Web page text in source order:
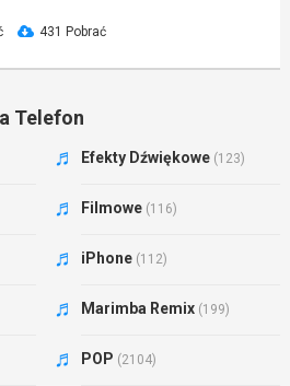
431 Pobrać
Telefon
Efekty Dźwiękowe (123)
Filmowe (116)
iPhone (112)
Marimba Remix (199)
POP (2104)